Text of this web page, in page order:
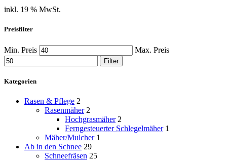
inkl. 19 % MwSt.
Preisfilter
Min. Preis Max. Preis
Filter
Kategorien
Rasen & Pflege 2
Rasenmäher 2
Hochgrasmäher 2
Ferngesteuerter Schlegelmäher 1
Mäher/Mulcher 1
Ab in den Schnee 29
Schneefräsen 25